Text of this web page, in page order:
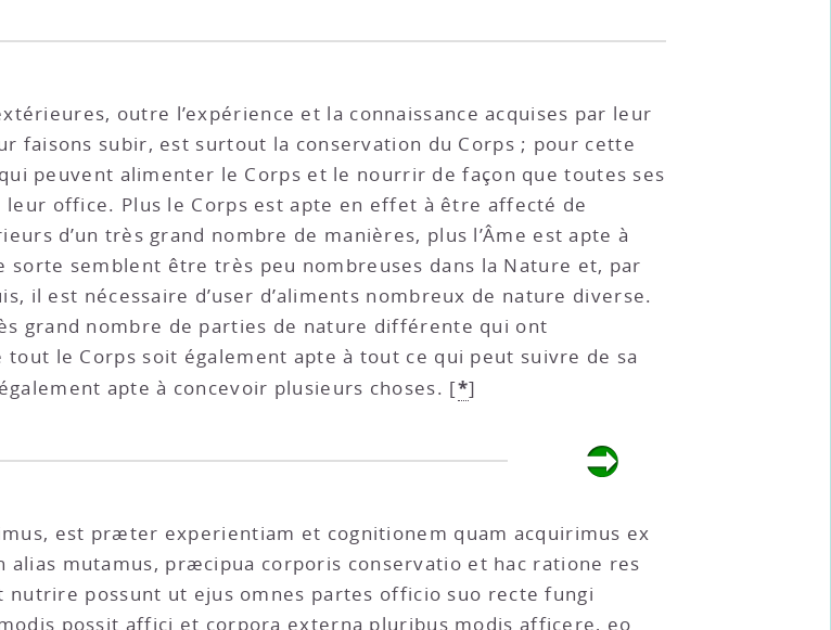
outre l’expérience et la connaissance acquises par leur
faisons subir, est surtout la conservation du Corps ; pour cette
peuvent alimenter le Corps et le nourrir de façon que toutes ses
office. Plus le Corps est apte en effet à être affecté de
d’un très grand nombre de manières, plus l’Âme est apte à
sorte semblent être très peu nombreuses dans la Nature et, par
il est nécessaire d’user d’aliments nombreux de nature diverse.
grand nombre de parties de nature différente qui ont
le Corps soit également apte à tout ce qui peut suivre de sa
apte à concevoir plusieurs choses. [*]
est præter experientiam et cognitionem quam acquirimus ex
alias mutamus, præcipua corporis conservatio et hac ratione res
possunt ut ejus omnes partes officio suo recte fungi
possit affici et corpora externa pluribus modis afficere, eo